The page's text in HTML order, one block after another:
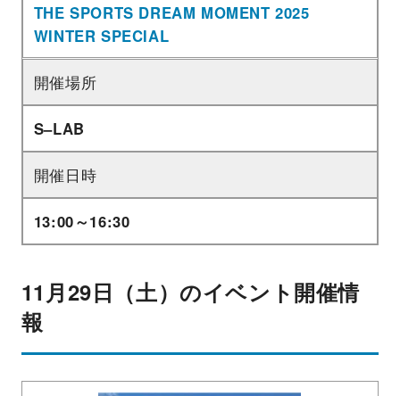
THE SPORTS DREAM MOMENT 2025
WINTER SPECIAL
開催場所
S–LAB
開催日時
13:00～16:30
11月29日（土）のイベント開催情
報